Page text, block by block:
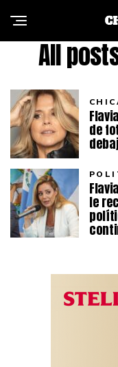
All
de
le